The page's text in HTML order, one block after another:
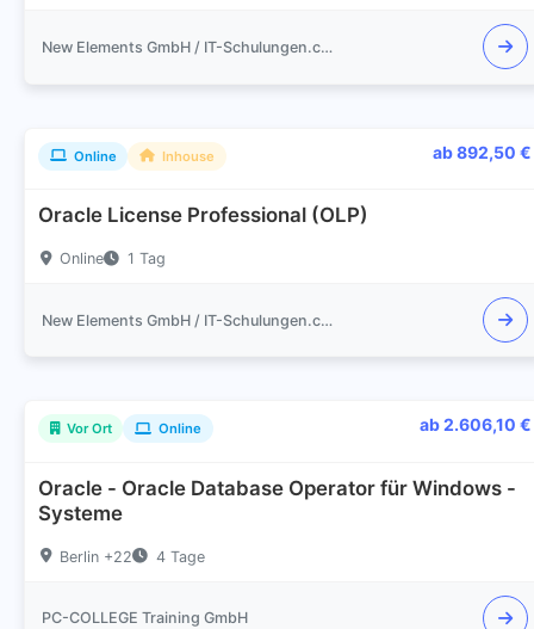
New Elements GmbH / IT-Schulungen.com
Online Inhouse ab 892,50 €
Oracle License Professional (OLP)
Online 1 Tag
New Elements GmbH / IT-Schulungen.com
Vor Ort Online ab 2.606,10 €
Oracle - Oracle Database Operator für Windows -
Systeme
Berlin +22 4 Tage
PC-COLLEGE Training GmbH